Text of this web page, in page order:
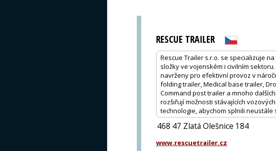
RESCUE TRAILER
Rescue Trailer s.r.o. se specializuje
složky ve vojenském i civilním
navrženy pro efektivní provoz v
folding trailer, Medical base trailer,
Command post trailer a mnoho
rozšiřují možnosti stávajících
technologie, abychom splnili
468 47 Zlatá Olešnice 184
www.rescuetrailer.cz